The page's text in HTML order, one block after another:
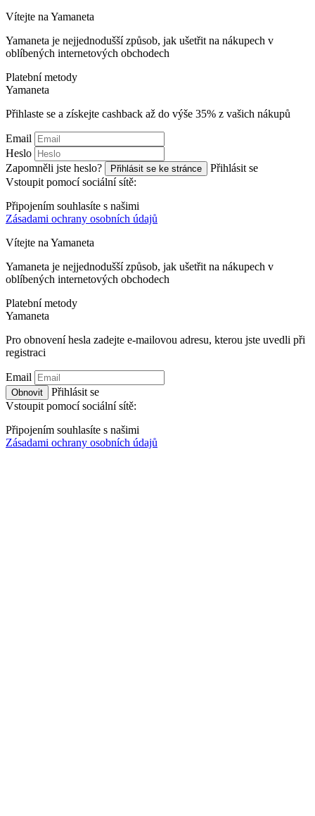
Vítejte na Yamaneta
Yamaneta je nejjednodušší způsob, jak ušetřit na nákupech v
oblíbených internetových obchodech
Platební metody
Yamaneta
Přihlaste se a získejte cashback až do výše 35% z vašich nákupů
Email
Heslo
Zapomněli jste heslo?
Přihlásit se ke stránce
Přihlásit se
Vstoupit pomocí sociální sítě:
Připojením souhlasíte s našimi
Zásadami ochrany osobních údajů
Vítejte na Yamaneta
Yamaneta je nejjednodušší způsob, jak ušetřit na nákupech v
oblíbených internetových obchodech
Platební metody
Yamaneta
Pro obnovení hesla zadejte e-mailovou adresu, kterou jste uvedli při
registraci
Email
Obnovit
Přihlásit se
Vstoupit pomocí sociální sítě:
Připojením souhlasíte s našimi
Zásadami ochrany osobních údajů